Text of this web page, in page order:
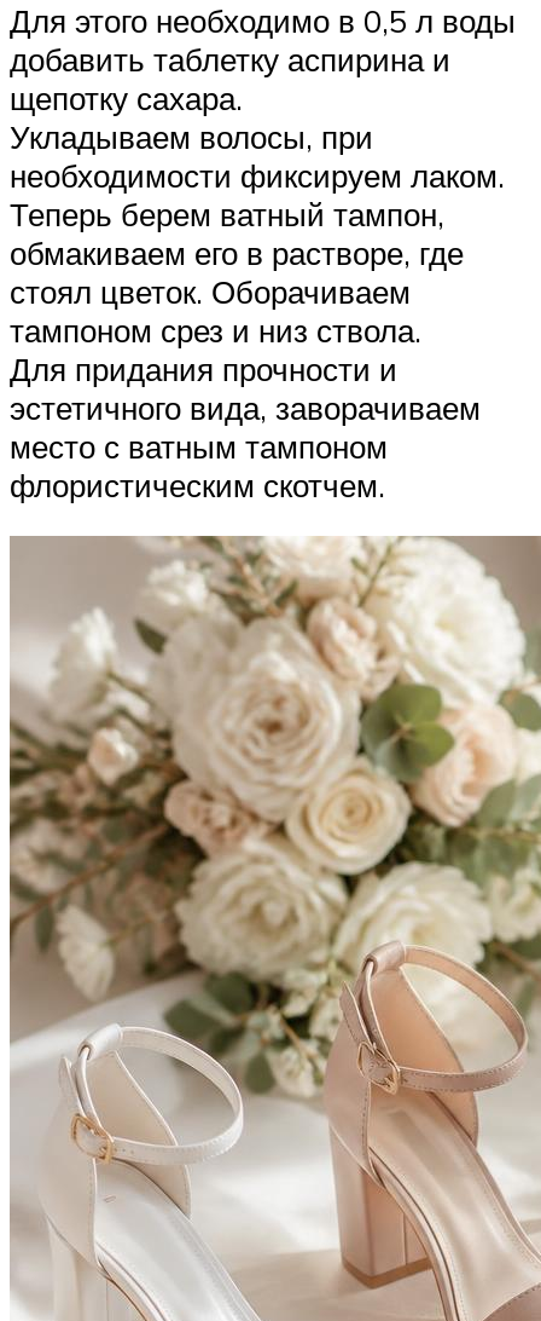
Для этого необходимо в 0,5 л воды
добавить таблетку аспирина и
щепотку сахара.
Укладываем волосы, при
необходимости фиксируем лаком.
Теперь берем ватный тампон,
обмакиваем его в растворе, где
стоял цветок. Оборачиваем
тампоном срез и низ ствола.
Для придания прочности и
эстетичного вида, заворачиваем
место с ватным тампоном
флористическим скотчем.